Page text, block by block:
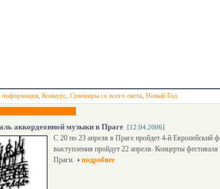
информация Конкурс Сувениры со всего света Новый Год
аккордеонной музыки в Праге [12.04.2006]
С 20 по 23 апреля в Праге пройдет 4-й Европейский
выступления пройдут 22 апреля. Концерты
Праги.
подробнее